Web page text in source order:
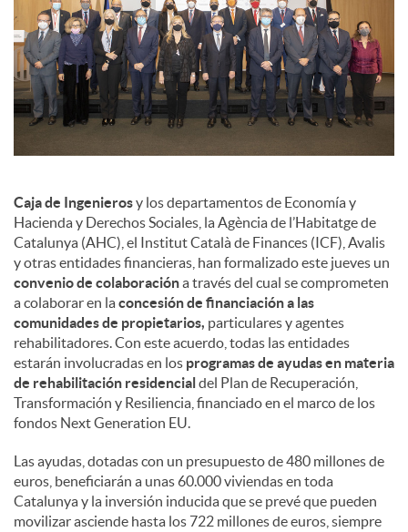
Caja de Ingenierosy los departamentos de Economía y
Hacienda y Derechos Sociales, la Agència de l’Habitatge de
Catalunya (AHC), el Institut Català de Finances (ICF), Avalis
y otras entidades financieras, han formalizado este jueves un
convenio de colaboracióna través del cual se comprometen
a colaborar en laconcesión de financiación a las
comunidades de propietarios, particulares y agentes
rehabilitadores. Con este acuerdo, todas las entidades
estarán involucradas en los programas de ayudas en materia
de rehabilitación residencial del Plan de Recuperación,
Transformación y Resiliencia, financiado en el marco de los
fondos Next Generation EU.
Las ayudas, dotadas con un presupuesto de 480 millones de
euros, beneficiarán a unas 60.000 viviendas en toda
Catalunya y la inversión inducida que se prevé que pueden
movilizar asciende hasta los 722 millones de euros, siempre